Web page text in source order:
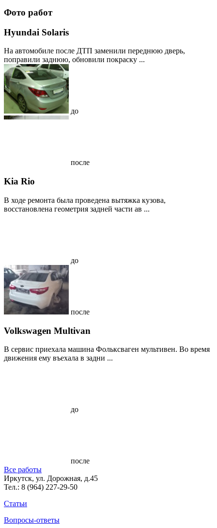
Фото работ
Hyundai Solaris
На автомобиле после ДТП заменили переднюю дверь,
поправили заднюю, обновили покраску ...
до
после
Kia Rio
В ходе ремонта была проведена вытяжка кузова,
восстановлена геометрия задней части ав ...
до
после
Volkswagen Multivan
В сервис приехала машина Фольксваген мультивен. Во время
движения ему въехала в задни ...
до
после
Все работы
Иркутск, ул. Дорожная, д.45
Тел.: 8 (964) 227-29-50
Статьи
Вопросы-ответы